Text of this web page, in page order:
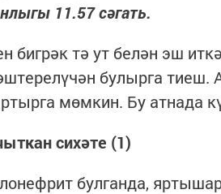
11.57 сәгать.
бигрәк тә ут белән эш
булырга
мөмкин. Бу атнада
сихәте (1)
булганда,